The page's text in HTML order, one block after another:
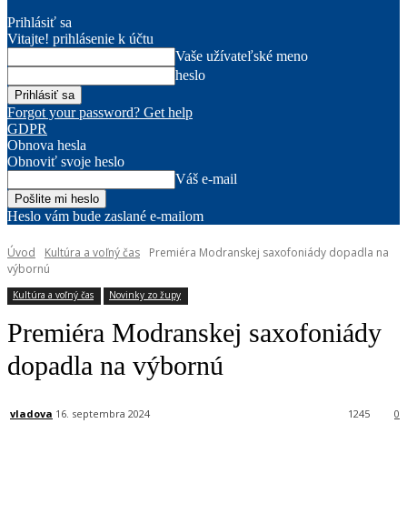
Prihlásiť sa
Vitajte! prihlásenie k účtu
Vaše užívateľské meno
heslo
Forgot your password? Get help
GDPR
Obnova hesla
Obnoviť svoje heslo
Váš e-mail
Heslo vám bude zaslané e-mailom
Úvod Kultúra a voľný čas
Premiéra Modranskej saxofoniády dopadla na
výbornú
Kultúra a voľný čas Novinky zo župy
Premiéra Modranskej saxofoniády
dopadla na výbornú
vladova 16. septembra 2024 0
1245